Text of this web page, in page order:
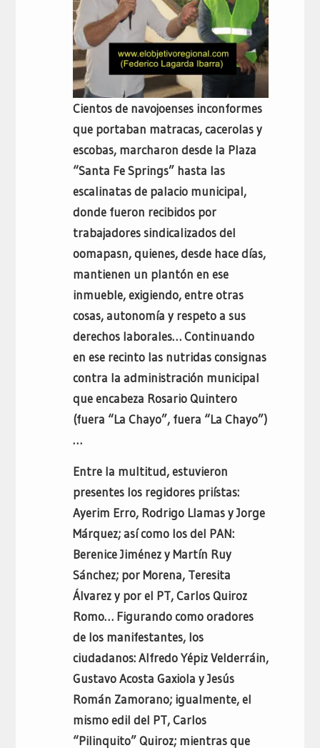
Cientos de navojoenses inconformes
que portaban matracas, cacerolas y
escobas, marcharon desde la Plaza
“Santa Fe Springs” hasta las
escalinatas de palacio municipal,
donde fueron recibidos por
trabajadores sindicalizados del
oomapasn, quienes, desde hace días,
mantienen un plantón en ese
inmueble, exigiendo, entre otras
cosas, autonomía y respeto a sus
derechos laborales… Continuando
en ese recinto las nutridas consignas
contra la administración municipal
que encabeza Rosario Quintero
(fuera “La Chayo”, fuera “La Chayo”)
…
Entre la multitud, estuvieron
presentes los regidores priístas:
Ayerim Erro, Rodrigo Llamas y Jorge
Márquez; así como los del PAN:
Berenice Jiménez y Martín Ruy
Sánchez; por Morena, Teresita
Álvarez y por el PT, Carlos Quiroz
Romo… Figurando como oradores
de los manifestantes, los
ciudadanos: Alfredo Yépiz Velderráin,
Gustavo Acosta Gaxiola y Jesús
Román Zamorano; igualmente, el
mismo edil del PT, Carlos
“Pilinquito” Quiroz; mientras que